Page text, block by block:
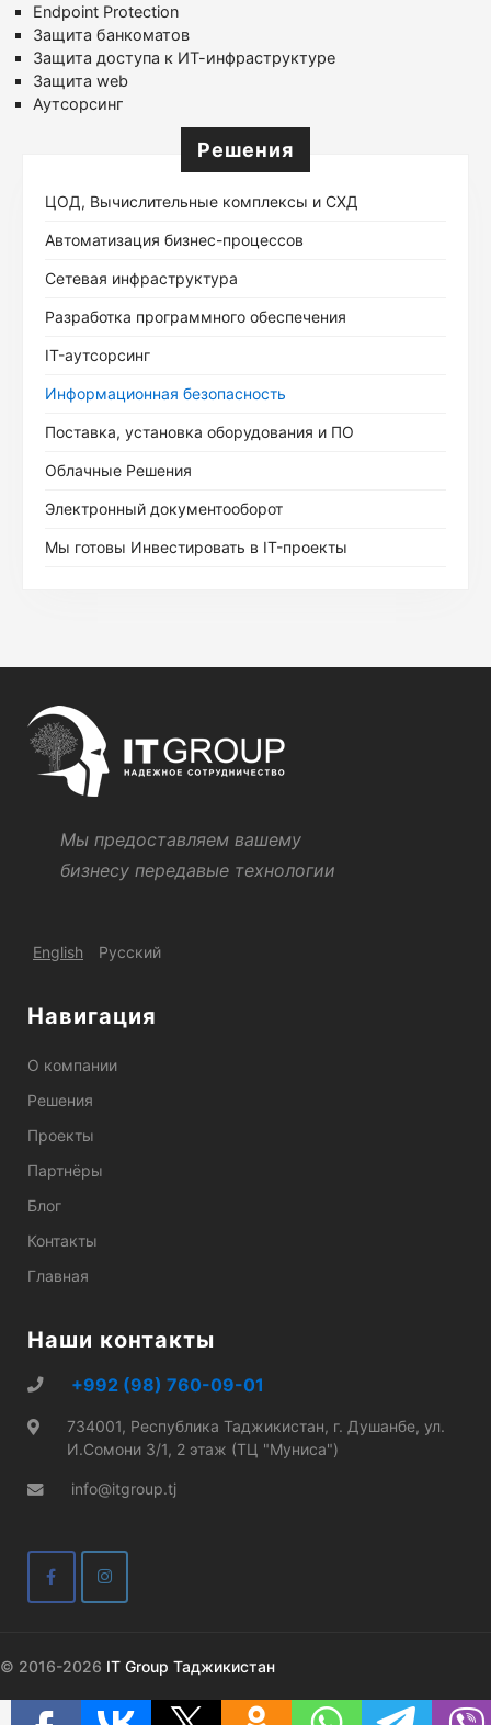
Endpoint Protection
Защита банкоматов
Защита доступа к ИТ-инфраструктуре
Защита web
Аутсорсинг
Решения
ЦОД, Вычислительные комплексы и СХД
Автоматизация бизнес-процессов
Сетевая инфраструктура
Разработка программного обеспечения
IT-аутсорсинг
Информационная безопасность
Поставка, установка оборудования и ПО
Облачные Решения
Электронный документооборот
Мы готовы Инвестировать в IT-проекты
Мы предоставляем вашему
бизнесу передавые технологии
English Русский
Навигация
О компании
Решения
Проекты
Партнёры
Блог
Контакты
Главная
Наши контакты
+992 (98) 760-09-01
734001, Республика Таджикистан, г. Душанбе, ул.
И.Сомони 3/1, 2 этаж (ТЦ "Муниса")
info@itgroup.tj
© 2016-2026 IT Group Таджикистан